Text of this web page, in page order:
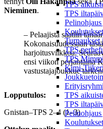
TPS
TPS
Koulutukset
Turnaukset
TPS
TPS
Kimi-
TPS
TPS
Koulutukset
Nieminen.
– Pelaajista saatiin
Kokonaisuudessaan
harjoitusviikkoa.
ensi viikon perjantaina
vastustajajoukkue
Lopputulos:
Gnistan–TPS 2–4 (1–3)